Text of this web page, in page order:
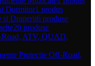
Dormitor1 produs
si Draperii6 produse
20 produse
ATV, QUAD,
Protectie Off-Road,